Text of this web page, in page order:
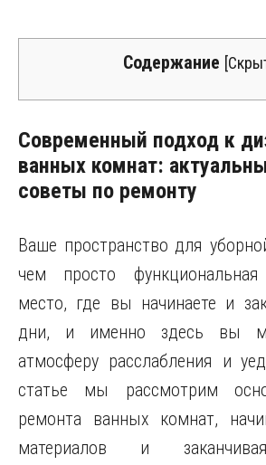
Содержание [
Современный подход к
ванных комнат:
советы по ремонту
Ваше пространство для
чем просто
место, где вы начинаете и
дни, и именно здесь вы
атмосферу расслабления и
статье мы рассмотрим
ремонта ванных комнат,
материалов и